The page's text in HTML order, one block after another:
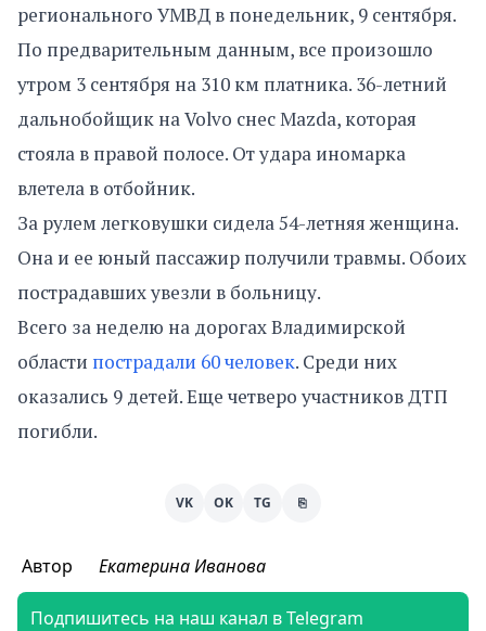
регионального УМВД в понедельник, 9 сентября.
По предварительным данным, все произошло
утром 3 сентября на 310 км платника. 36-летний
дальнобойщик на Volvo снес Mazda, которая
стояла в правой полосе. От удара иномарка
влетела в отбойник.
За рулем легковушки сидела 54-летняя женщина.
Она и ее юный пассажир получили травмы. Обоих
пострадавших увезли в больницу.
Всего за неделю на дорогах Владимирской
области пострадали 60 человек. Среди них
оказались 9 детей. Еще четверо участников ДТП
погибли.
VK OK TG ⎘
Автор Екатерина Иванова
Подпишитесь на наш канал в Telegram